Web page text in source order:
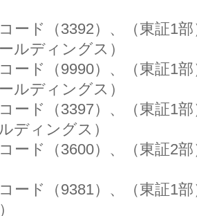
ード（3392）、（東証1
ルディングス）
ード（9990）、（東証1
ルディングス）
ード（3397）、（東証1
ディングス）
ード（3600）、（東証2
ード（9381）、（東証1